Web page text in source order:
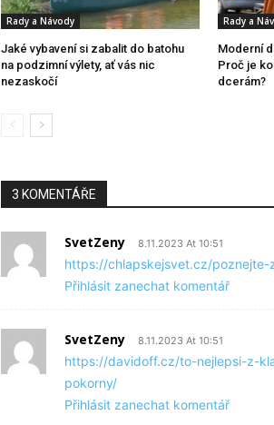
Rady a Návody
Jaké vybavení si zabalit do batohu
na podzimní výlety, ať vás nic
nezaskočí
Rady a
Moderní
Proč je
dcerám?
3 KOMENTÁŘE
SvetZeny 8.11.2023 At 10:51
https://chlapskejsvet.cz/
Přihlásit zanechat komentář
SvetZeny 8.11.2023 At 10:51
https://davidoff.cz/to-nejlepsi-z-
pokorny/
Přihlásit zanechat komentář